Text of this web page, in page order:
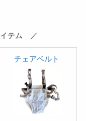
テム ／
チェアベルト